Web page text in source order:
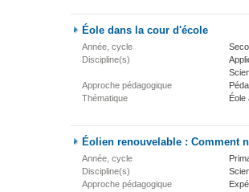
Éole dans la cour d'école
Année, cycle
Discipline(s)
Approche pédagogique
Thématique
Éole
Éolien renouvelable : Comment
Année, cycle
Discipline(s)
Approche pédagogique